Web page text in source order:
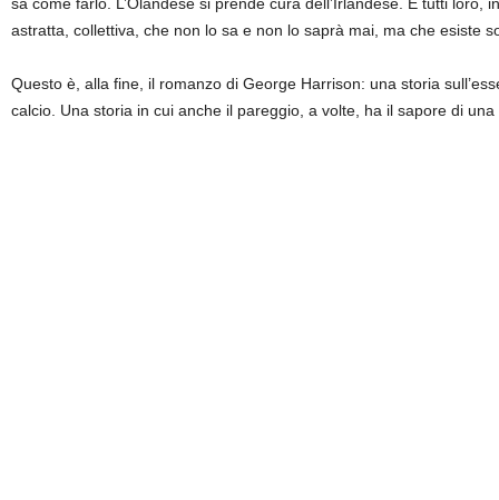
astratta, collettiva, che non lo sa e non lo saprà mai, ma che esiste
Questo è, alla fine, il romanzo di George Harrison: una storia
calcio. Una storia in cui anche il pareggio, a volte, ha il sapore di